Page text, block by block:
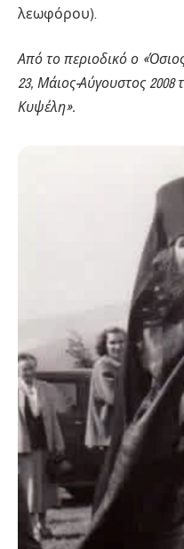
λεωφόρου).
Από το περιοδικό ο
23, Μάιος-Αύγουστος
Κυψέλη».